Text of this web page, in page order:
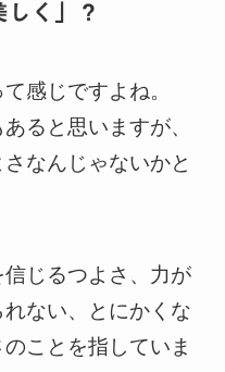
しく」？
感じですよね。
ると思いますが、
なんじゃないかと
じるつよさ、力が
ない、とにかくな
ことを指していま